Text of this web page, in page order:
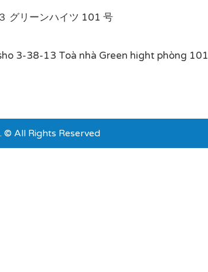
グリーンハイツ 101 号
3-38-13 Toà nhà Green hight phòng 101
© All Rights Reserved